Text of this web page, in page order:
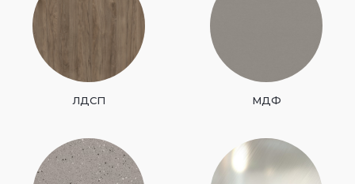
ЛДСП МДФ